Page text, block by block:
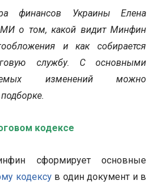
финансов Украины Елена
о том, какой видит Минфин
и как собирается
службу. С основными
изменений можно
кодексе
сформирует основные
кодексув один документ и в